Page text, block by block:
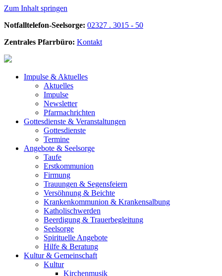
Zum Inhalt springen
Notfalltelefon-Seelsorge: 02327 . 3015 - 50
Zentrales Pfarrbüro: Kontakt
Impulse & Aktuelles
Aktuelles
Impulse
Newsletter
Pfarrnachrichten
Gottesdienste & Veranstaltungen
Gottesdienste
Termine
Angebote & Seelsorge
Taufe
Erstkommunion
Firmung
Trauungen & Segensfeiern
Versöhnung & Beichte
Krankenkommunion & Krankensalbung
Katholischwerden
Beerdigung & Trauerbegleitung
Seelsorge
Spirituelle Angebote
Hilfe & Beratung
Kultur & Gemeinschaft
Kultur
Kirchenmusik